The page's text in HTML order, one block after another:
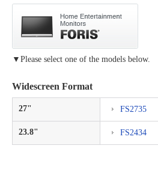
▼Please select one of the models below.
Widescreen Format
27" FS2735
23.8" FS2434